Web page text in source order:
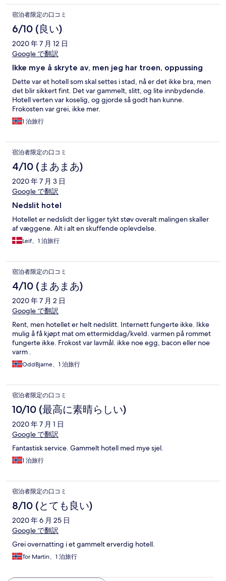
宿泊者限定の口コミ
6/10 (良い)
2020 年 7 月 12 日
Google で翻訳
Ikke mye å skryte av, men jeg har troen, oppussing
Dette var et hotell som skal settes i stad, nå er det ikke bra, men
det blir sikkert fint. Det var gammelt, slitt, og lite innbydende.
Hotell verten var koselig, og gjorde så godt han kunne.
Frokosten var grei, ikke mer.
1 泊旅行
宿泊者限定の口コミ
4/10 (まあまあ)
2020 年 7 月 3 日
Google で翻訳
Nedslit hotel
Hotellet er nedslidt der ligger tykt støv overalt malingen skaller
af væggene. Alt i alt en skuffende oplevdelse.
Leif、1 泊旅行
宿泊者限定の口コミ
4/10 (まあまあ)
2020 年 7 月 2 日
Google で翻訳
Rent, men hotellet er helt nedslitt. Internett fungerte ikke. Ikke
mulig å få kjøpt mat om ettermiddag/kveld. varmen på rommet
fungerte ikke. Frokost var lavmål. ikke noe egg, bacon eller noe
varm .
OddBjarne、1 泊旅行
宿泊者限定の口コミ
10/10 (最高に素晴らしい)
2020 年 7 月 1 日
Google で翻訳
Fantastisk service. Gammelt hotell med mye sjel.
1 泊旅行
宿泊者限定の口コミ
8/10 (とても良い)
2020 年 6 月 25 日
Google で翻訳
Grei overnatting i et gammelt erverdig hotell.
Tor Martin、1 泊旅行